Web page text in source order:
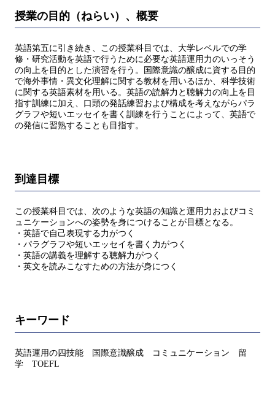
授業の目的（ねらい）、概要
英語第五に引き続き、この授業科目では、大学レベルでの学
修・研究活動を英語で行うために必要な英語運用力のいっそう
の向上を目的とした演習を行う。国際意識の醸成に資する目的
で海外事情・異文化理解に関する教材を用いるほか、科学技術
に関する英語素材を用いる。英語の読解力と聴解力の向上を目
指す訓練に加え、口頭の発話練習および構成を考えながらパラ
グラフや短いエッセイを書く訓練を行うことによって、英語で
の発信に習熟することも目指す。
到達目標
この授業科目では、次のような英語の知識と運用力およびコミ
ュニケーションへの姿勢を身につけることが目標となる。
・英語で自己表現する力がつく
・パラグラフや短いエッセイを書く力がつく
・英語の講義を理解する聴解力がつく
・英文を読みこなすための方法が身につく
キーワード
英語運用の四技能 国際意識醸成 コミュニケーション 留
学 TOEFL